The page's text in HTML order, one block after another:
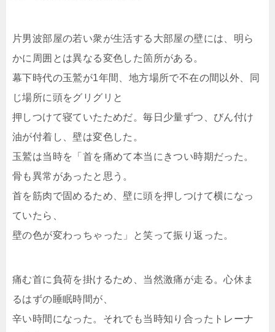
片男波部屋の若い衆が生活する大部屋の壁には、明ら
かに周囲とは異なる変色した箇所がある。
幕下時代の玉鷲が1年間、地方場所で不在の間以外、同
じ場所に頭をグリグリと
押しつけて寝ていたためだ。毎日少量ずつ、びん付け
油が付着し、壁は変色した。
玉鷲は当時を「首を痛めて本当にきつい時期だった。
骨も異常があったと思う。
首を筋肉で固めるため、壁に頭を押しつけて横になっ
ていたら、
壁の色が変わっちゃった」と笑って振り返った。
痛む首に負荷を掛けるため、当然激痛が走る。心休ま
るはずの睡眠時間が、
辛い時間になった。それでも当時知り合ったトレーナ